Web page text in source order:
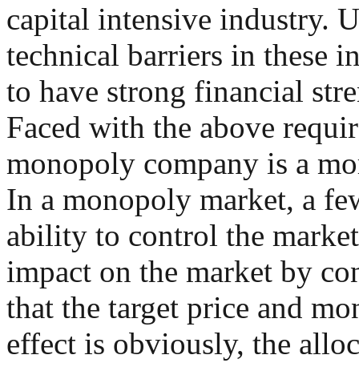
capital intensive industry.
technical barriers in these
to have strong financial
Faced with the above
monopoly company is a
In a monopoly market, a
ability to control the
impact on the market by
that the target price and
effect is obviously, the